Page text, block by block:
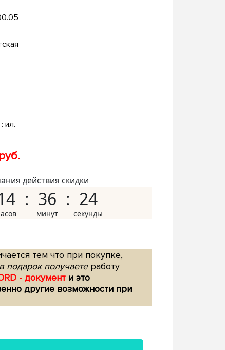
ил.
действия скидки
36 23
тем что при покупке,
подарок получаетеработу
- документ и это
другие возможности при